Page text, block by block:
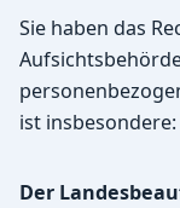
Sie haben das
ist insbesondere:
Der